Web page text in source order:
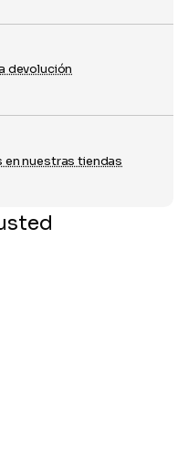
devolución
en nuestras tiendas